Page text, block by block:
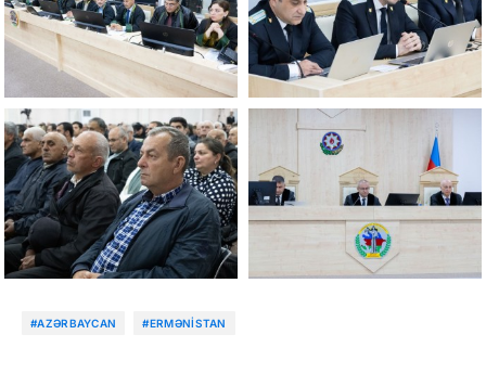
#AZƏRBAYCAN #ERMƏNISTAN